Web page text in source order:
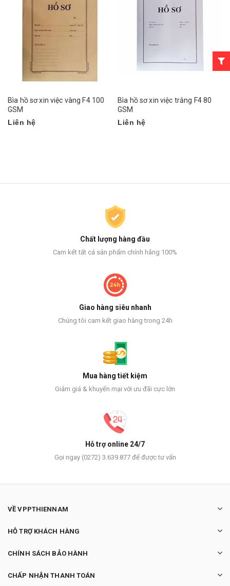
Bìa hồ sơ xin việc vàng F4 100
GSM
Liên hệ
Bìa hồ sơ xin việc trắng F4 80
GSM
Liên hệ
Chất lượng hàng đầu
Cam kết tất cả sản phẩm chính hãng 100%
Giao hàng siêu nhanh
Chúng tôi cam kết giao hàng trong 24h
Mua hàng tiết kiệm
Giảm giá & khuyến mại với ưu đãi cực lớn
Hỗ trợ online 24/7
Gọi ngay (0272) 3.639.877 để được tư vấn
VỀ VPPTHIENNAM
HỖ TRỢ KHÁCH HÀNG
CHÍNH SÁCH BẢO HÀNH
CHẤP NHẬN THANH TOÁN